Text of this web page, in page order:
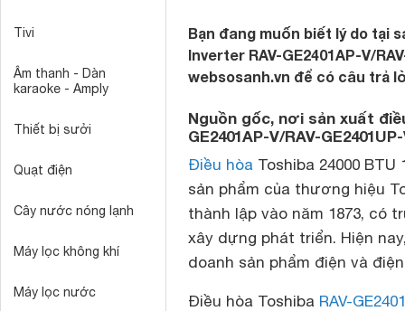
Tivi
Âm thanh - Dàn
karaoke - Amply
Thiết bị sưởi
Quạt điện
Cây nước nóng lạnh
Máy lọc không khí
Máy lọc nước
Bạn đang muốn biết lý do tại
Inverter RAV-GE2401AP-V/
websosanh.vn để có câu trả
Nguồn gốc, nơi sản xuất
GE2401AP-V/RAV-
Điều hòa Toshiba 24000 BTU
sản phẩm của thương hiệu
thành lập vào năm 1873, có
xây dựng phát triển. Hiện
doanh sản phẩm điện và
Điều hòa Toshiba RAV-